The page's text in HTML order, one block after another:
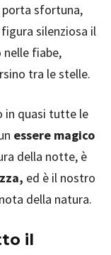
porta sfortuna,
silenziosa il
fiabe,
tra le stelle.
in quasi tutte le
essere magico
della notte, è
ed è il nostro
della natura.
il